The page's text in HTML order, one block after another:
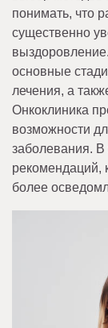
понимать, что
существенно
основные
лечения, а
Онкоклиника
возможности
заболевания.
рекомендаций,
более